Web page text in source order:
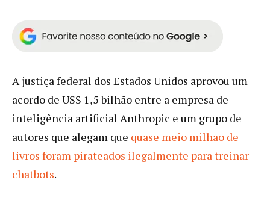
A justiça federal dos Estados Unidos aprovou um
acordo de US$ 1,5 bilhão entre a empresa de
inteligência artificial Anthropic e um grupo de
autores que alegam que quase meio milhão de
livros foram pirateados ilegalmente para treinar
chatbots.